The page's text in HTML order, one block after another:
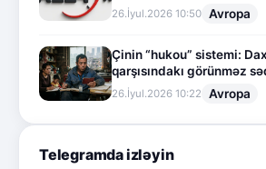
26.İyul.2026 10:50 Avropa
Çinin “hukou” sistemi:
qarşısındakı görünməz
26.İyul.2026 10:22 Avropa
Telegramda izləyin